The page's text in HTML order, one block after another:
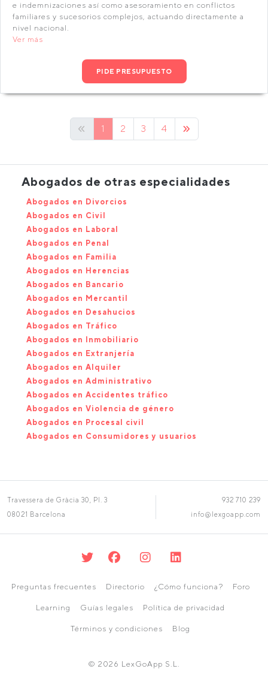
e indemnizaciones así como asesoramiento en conflictos
familiares y sucesorios complejos, actuando directamente a
nivel nacional.
Ver más
PIDE PRESUPUESTO
1 2 3 4
Abogados de otras especialidades
Abogados en Divorcios
Abogados en Civil
Abogados en Laboral
Abogados en Penal
Abogados en Familia
Abogados en Herencias
Abogados en Bancario
Abogados en Mercantil
Abogados en Desahucios
Abogados en Tráfico
Abogados en Inmobiliario
Abogados en Extranjería
Abogados en Alquiler
Abogados en Administrativo
Abogados en Accidentes tráfico
Abogados en Violencia de género
Abogados en Procesal civil
Abogados en Consumidores y usuarios
Travessera de Gràcia 30, Pl. 3
08021 Barcelona
932 710 239
info@lexgoapp.com
Preguntas frecuentes Directorio ¿Cómo funciona? Foro
Learning Guías legales Política de privacidad
Términos y condiciones Blog
© 2026 LexGoApp S.L.